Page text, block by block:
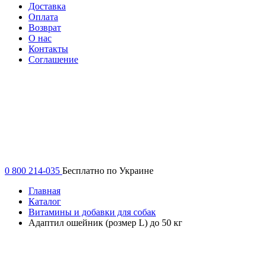
Доставка
Оплата
Возврат
О нас
Контакты
Соглашение
0 800 214-035 Бесплатно по Украине
Главная
Каталог
Витамины и добавки для собак
Адаптил ошейник (розмер L) до 50 кг